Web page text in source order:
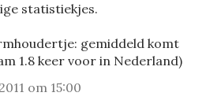
statistiekjes.
gemiddeld komt
1.8 keer voor in Nederland)
om 15:00